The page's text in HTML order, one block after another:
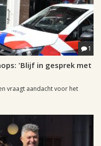
1
'Blijf in gesprek met
vraagt aandacht voor het